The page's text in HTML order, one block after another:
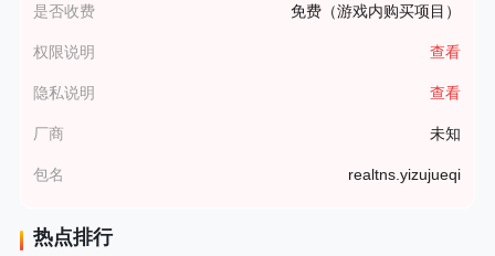
是否收费 免费（游戏内购买项目）
权限说明 查看
隐私说明 查看
厂商 未知
包名 realtns.yizujueqi
热点排行